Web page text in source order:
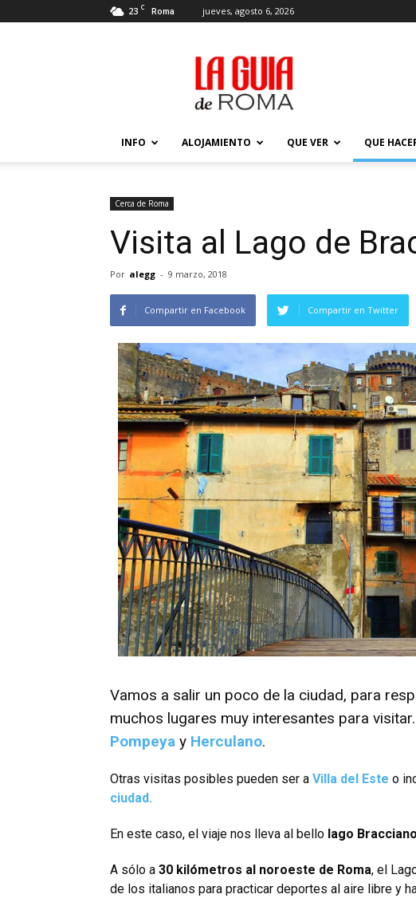
23 C Roma jueves, agosto 6, 2026
Actualizada
INFO ALOJAMIENTO QUE VER QUE
Cerca de Roma
Visita al Lago de
Por alegg - 9 marzo, 2018
Compartir en Facebook Compartir en Twitter
Vamos a salir un poco de la ciudad, para
muchos lugares muy interesantes para
Pompeya y Herculano.
Otras visitas posibles pueden ser a Villa del Este o
ciudad.
En este caso, el viaje nos lleva al bello lago Bracciano
A sólo a 30 kilómetros al noroeste de Roma, el
de los italianos para practicar deportes al aire libre y